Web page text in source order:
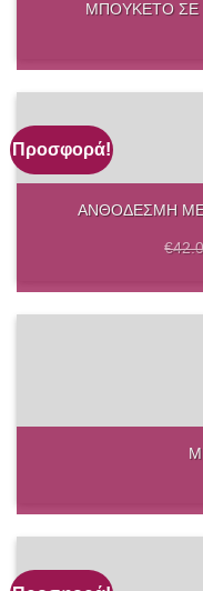
ΜΠΟΥΚΕΤΟ ΣΕ
Προσφορά!
ΑΝΘΟΔΕΣΜΗ ΜΕ
€